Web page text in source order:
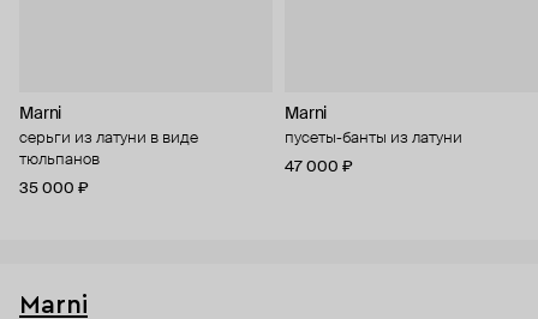
Marni
серьги из латуни в виде
тюльпанов
35 000 ₽
Marni
пусеты-банты из латуни
47 000 ₽
Marni